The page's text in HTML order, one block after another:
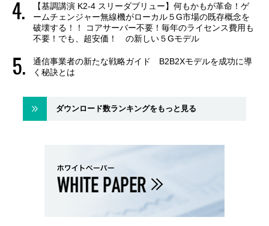
【基調講演 K2-4 スリーダブリュー】何もかもが革命！ゲ
ームチェンジャー無線機がローカル５G市場の既存概念を
破壊する！！ コアサーバー不要！毎年のライセンス費用も
不要！でも、超安価！ の新しい５Gモデル
通信事業者の新たな戦略ガイド B2B2Xモデルを成功に導
く秘訣とは
ダウンロード数ランキングをもっと見る